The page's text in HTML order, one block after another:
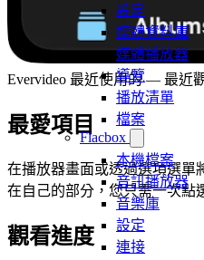
設定
媒體資料庫
媒體播放器
導覽
播放清單
檔案
Flacbox
本機檔案
音訊播放器
音樂庫
設定
連接
Evervideo 最近使用的 — 最近
最愛項目
在播放器畫面或透過選項選單
在自己的部分，您只需一次點
觀看進度